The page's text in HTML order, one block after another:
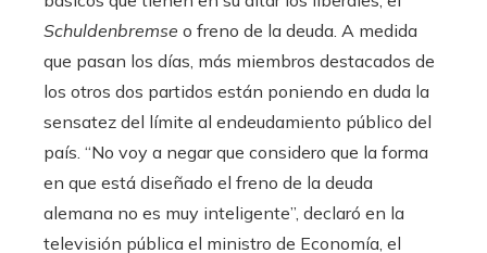
Schuldenbremse o freno de la deuda. A medida
que pasan los días, más miembros destacados de
los otros dos partidos están poniendo en duda la
sensatez del límite al endeudamiento público del
país. “No voy a negar que considero que la forma
en que está diseñado el freno de la deuda
alemana no es muy inteligente”, declaró en la
televisión pública el ministro de Economía, el